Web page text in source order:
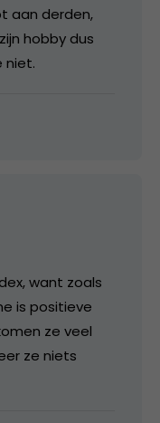
aan derden,
hobby dus
niet.
want zoals
is positieve
ze veel
ze niets